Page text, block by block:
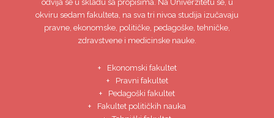
odvija se u skladu sa propisima. Na Univerzitetu se, u
okviru sedam fakulteta, na sva tri nivoa studija izučavaju
pravne, ekonomske, političke, pedagoške, tehničke,
zdravstvene i medicinske nauke.
Ekonomski fakultet
Pravni fakultet
Pedagoški fakultet
Fakultet političkih nauka